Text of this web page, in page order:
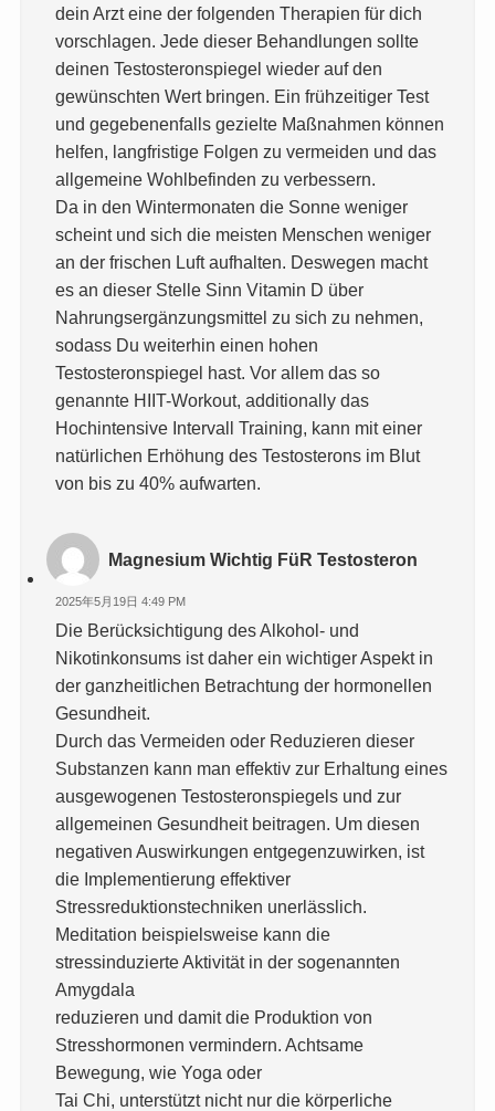
dein Arzt eine der folgenden Therapien für dich
vorschlagen. Jede dieser Behandlungen sollte
deinen Testosteronspiegel wieder auf den
gewünschten Wert bringen. Ein frühzeitiger Test
und gegebenenfalls gezielte Maßnahmen können
helfen, langfristige Folgen zu vermeiden und das
allgemeine Wohlbefinden zu verbessern.
Da in den Wintermonaten die Sonne weniger
scheint und sich die meisten Menschen weniger
an der frischen Luft aufhalten. Deswegen macht
es an dieser Stelle Sinn Vitamin D über
Nahrungsergänzungsmittel zu sich zu nehmen,
sodass Du weiterhin einen hohen
Testosteronspiegel hast. Vor allem das so
genannte HIIT-Workout, additionally das
Hochintensive Intervall Training, kann mit einer
natürlichen Erhöhung des Testosterons im Blut
von bis zu 40% aufwarten.
Magnesium Wichtig FüR Testosteron
2025年5月19日 4:49 PM
Die Berücksichtigung des Alkohol- und
Nikotinkonsums ist daher ein wichtiger Aspekt in
der ganzheitlichen Betrachtung der hormonellen
Gesundheit.
Durch das Vermeiden oder Reduzieren dieser
Substanzen kann man effektiv zur Erhaltung eines
ausgewogenen Testosteronspiegels und zur
allgemeinen Gesundheit beitragen. Um diesen
negativen Auswirkungen entgegenzuwirken, ist
die Implementierung effektiver
Stressreduktionstechniken unerlässlich.
Meditation beispielsweise kann die
stressinduzierte Aktivität in der sogenannten
Amygdala
reduzieren und damit die Produktion von
Stresshormonen vermindern. Achtsame
Bewegung, wie Yoga oder
Tai Chi, unterstützt nicht nur die körperliche